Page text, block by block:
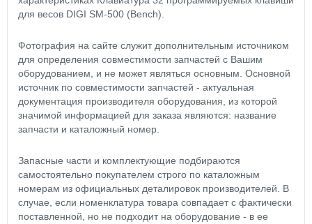
для весов DIGI SM-500 (Bench).
Фотография на сайте служит дополнительным источником
для определения совместимости запчастей с Вашим
оборудованием, и не может являться основным. Основной
источник по совместимости запчастей - актуальная
документация производителя оборудования, из которой
значимой информацией для заказа являются: название
запчасти и каталожный номер.
Запасные части и комплектующие подбираются
самостоятельно покупателем строго по каталожным
номерам из официальных деталировок производителей. В
случае, если номенклатура товара совпадает с фактически
поставленной, но не подходит на оборудование - в ее